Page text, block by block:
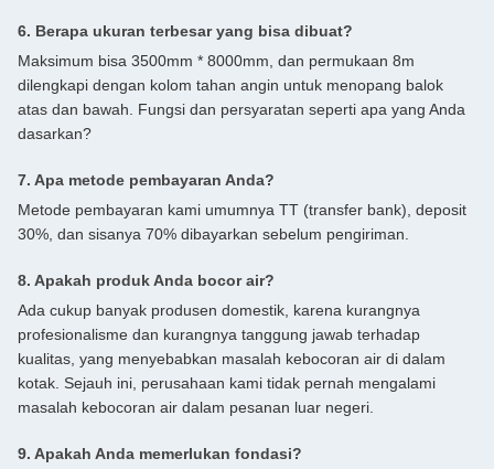
6. Berapa ukuran terbesar yang bisa dibuat?
Maksimum bisa 3500mm * 8000mm, dan permukaan 8m
dilengkapi dengan kolom tahan angin untuk menopang balok
atas dan bawah. Fungsi dan persyaratan seperti apa yang Anda
dasarkan?
7. Apa metode pembayaran Anda?
Metode pembayaran kami umumnya TT (transfer bank), deposit
30%, dan sisanya 70% dibayarkan sebelum pengiriman.
8. Apakah produk Anda bocor air?
Ada cukup banyak produsen domestik, karena kurangnya
profesionalisme dan kurangnya tanggung jawab terhadap
kualitas, yang menyebabkan masalah kebocoran air di dalam
kotak. Sejauh ini, perusahaan kami tidak pernah mengalami
masalah kebocoran air dalam pesanan luar negeri.
9. Apakah Anda memerlukan fondasi?